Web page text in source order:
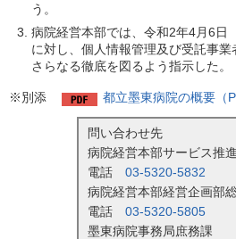
う。
病院経営本部では、令和2年4月6日
に対し、個人情報管理及び受託事業
さらなる徹底を図るよう指示した。
※別添 都立墨東病院の概要（
問い合わせ先
病院経営本部サービス推
電話 03-5320-5832
病院経営本部経営企画部
電話 03-5320-5805
墨東病院事務局庶務課